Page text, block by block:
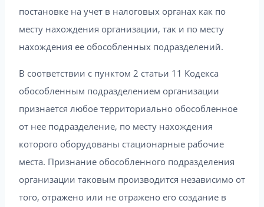
постановке на учет в налоговых органах как по
месту нахождения организации, так и по месту
нахождения ее обособленных подразделений.
В соответствии с пунктом 2 статьи 11 Кодекса
обособленным подразделением организации
признается любое территориально обособленное
от нее подразделение, по месту нахождения
которого оборудованы стационарные рабочие
места. Признание обособленного подразделения
организации таковым производится независимо от
того, отражено или не отражено его создание в